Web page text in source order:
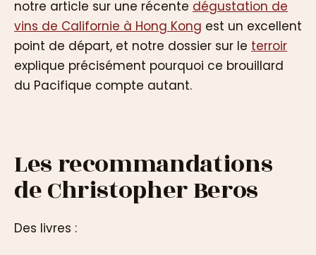
notre article sur une récente dégustation de
vins de Californie à Hong Kong est un excellent
point de départ, et notre dossier sur le terroir
explique précisément pourquoi ce brouillard
du Pacifique compte autant.
Les recommandations
de Christopher Beros
Des livres :